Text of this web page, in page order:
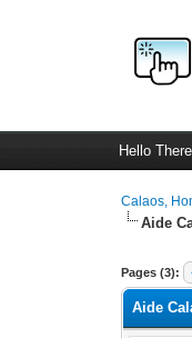
Hello
Calaos,
Aide
Pages (3):
0
1
2
3
4
5
Aide